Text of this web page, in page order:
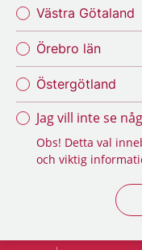
Västra Götaland
Örebro län
Östergötland
Jag vill inte se
Obs! Detta val
och viktig